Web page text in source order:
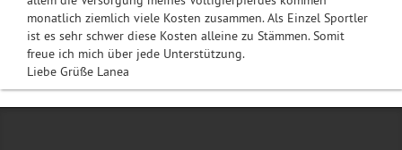
monatlich ziemlich viele Kosten zusammen. Als Einzel Sportler
ist es sehr schwer diese Kosten alleine zu Stämmen. Somit
freue ich mich über jede Unterstützung.
Liebe Grüße Lanea